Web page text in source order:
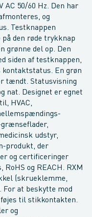
AC 50/60 Hz. Den har
og
Testknappen
den røde trykknap
grønne del op. Den
siden af testknappen,
kontaktstatus. En grøn
tændt. Statusvisning
nat. Designet er egnet
HVAC,
udstyr,
produkt, der
og certificeringer
RoHS og REACH. RXM
(skrueklemme,
at beskytte mod
til stikkontakten.
og